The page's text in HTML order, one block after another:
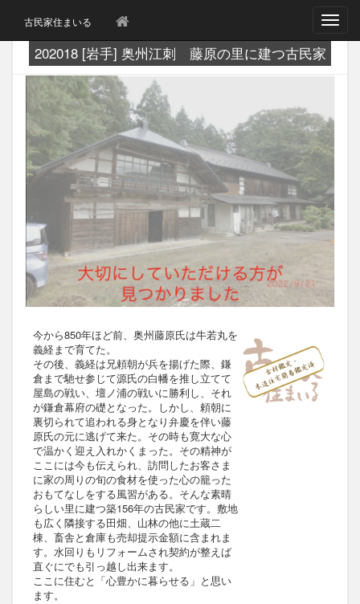
古民家住まいる
T
g
a
i
t
i
o
n
202018 [岩手] 奥州江刺 藤原の里に建つ古民家
今から850年ほど前、奥州藤原氏は牛若丸を
義経まで育てた。
その後、義経は兄頼朝が兵を揚げた際、鎌
倉まで馳せ参じて源氏の白幡を推し立てて
屋島の戦い、壇ノ浦の戦いに勝利し、それ
が鎌倉幕府の礎となった。しかし、頼朝に
裏切られて追われる身となり弁慶を伴い藤
原氏の元に逃げて来た。その時も寛大な心
で温かく迎え入れかくまった。その精神が
ここには今も伝えられ、訪問したお客さま
に家の周りの旬の食材を使った心の籠った
おもてなしをする風習がある。そんな素晴
らしい里に建つ築156年の古民家です。敷地
も広く隣接する田畑、山林の他に土蔵二
棟、畜舎と倉庫も売却提示金額に含まれま
す。水回りもリフォームされ契約が整えば
直ぐにでも引っ越し出来ます。
ここに住むと「心豊かに暮らせる」と思い
ます。